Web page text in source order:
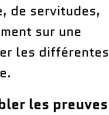
de servitudes,
sur une
les différentes
les preuves